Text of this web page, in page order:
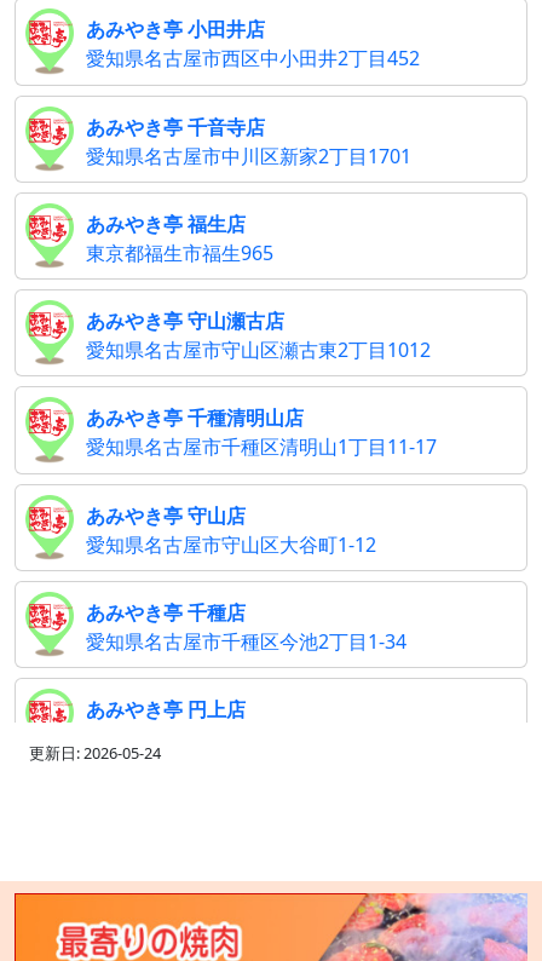
あみやき亭 小田井店
愛知県名古屋市西区中小田井2丁目452
あみやき亭 千音寺店
愛知県名古屋市中川区新家2丁目1701
あみやき亭 福生店
東京都福生市福生965
あみやき亭 守山瀬古店
愛知県名古屋市守山区瀬古東2丁目1012
あみやき亭 千種清明山店
愛知県名古屋市千種区清明山1丁目11-17
あみやき亭 守山店
愛知県名古屋市守山区大谷町1-12
あみやき亭 千種店
愛知県名古屋市千種区今池2丁目1-34
あみやき亭 円上店
愛知県長久手市井堀110
更新日: 2026-05-24